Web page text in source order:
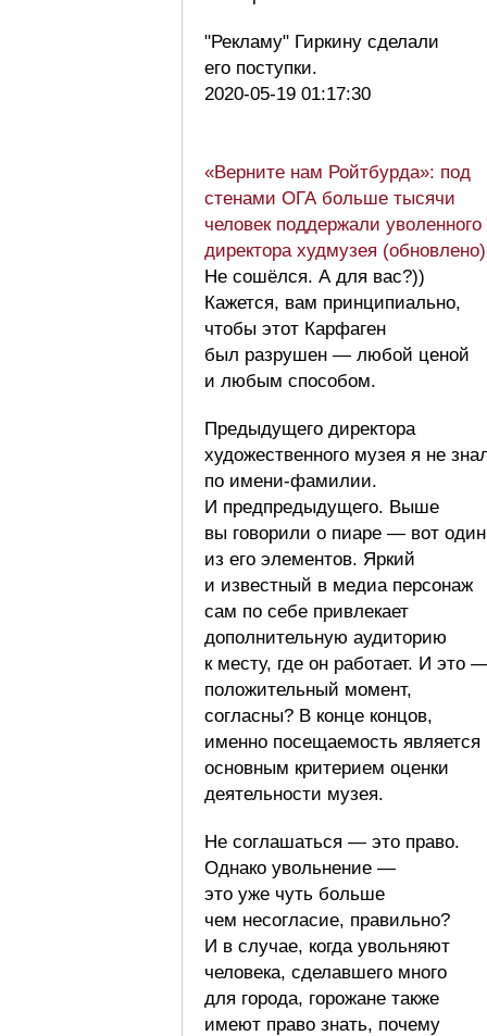
"Рекламу" Гиркину сделали
его поступки.
2020-05-19 01:17:30
«Верните нам Ройтбурда»: под
стенами ОГА больше тысячи
человек поддержали уволенного
директора худмузея (обновлено)
Не сошёлся. А для вас?))
Кажется, вам принципиально,
чтобы этот Карфаген
был разрушен — любой ценой
и любым способом.
Предыдущего директора
художественного музея я не
по имени-фамилии.
И предпредыдущего. Выше
вы говорили о пиаре — вот один
из его элементов. Яркий
и известный в медиа персонаж
сам по себе привлекает
дополнительную аудиторию
к месту, где он работает. И это
положительный момент,
согласны? В конце концов,
именно посещаемость является
основным критерием оценки
деятельности музея.
Не соглашаться — это право.
Однако увольнение —
это уже чуть больше
чем несогласие, правильно?
И в случае, когда увольняют
человека, сделавшего много
для города, горожане также
имеют право знать, почему